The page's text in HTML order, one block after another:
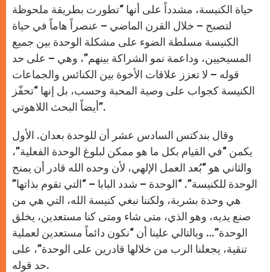
حياة الكنيسة، مشدداً على أنها “تطورت بطريقة ملحوظة
لتصبح – خلال القرن الماضي – عنصراً هاماً في حياة
الكنيسة مسلطة الضوء على مشكلة الوحدة بين جميع
المسيحيين، وداعمة نمو الشراكة بينهم”، وهي – على حد
قوله – لا تعزز علاقات الأخوة بين الكنائس والجماعات
الكنيسة كجواب على وصية المحبة وحسب، بل إنها “تحفّز
أيضاً البحث اللاهوتي”.
وقال بندكتس السادس عشر أن للوحدة بعدان. الأول
يكمن “في القيام بكل ما هو ممكن لبلوغ الوحدة الفعلية”،
والثاني هو “بُعد العمل الإلهي، لأن وحده الله قادر أن يمنح
الوحدة للكنيسة”. “الوحدة – شدد البابا – “التي تقوم بذاتها”
هي وحدة بشرية، ولكننا نبغي كنيسة الله، التي هي من
صنع يديه، وهو الذي، متى شاء ومتى كنا مستعدين، يخلق
الوحدة”… وبالتالي علينا أن “نكون دائماً مستعدين لعملية
تنقية، يجعلنا الرب من خلالها قادرين على الوحدة”، على
حد قوله.